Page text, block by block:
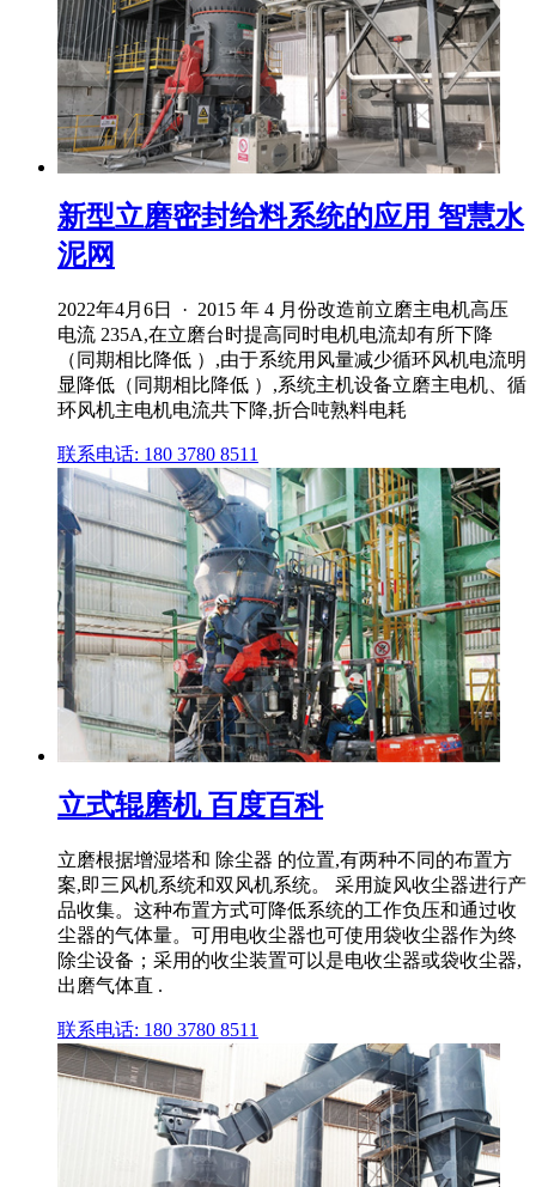
新型立磨密封给料系统的应用 智慧水
泥网
2022年4月6日 · 2015 年 4 月份改造前立磨主电机高压
电流 235A,在立磨台时提高同时电机电流却有所下降
（同期相比降低 ）,由于系统用风量减少循环风机电流明
显降低（同期相比降低 ）,系统主机设备立磨主电机、循
环风机主电机电流共下降,折合吨熟料电耗
联系电话: 180 3780 8511
立式辊磨机 百度百科
立磨根据增湿塔和 除尘器 的位置,有两种不同的布置方
案,即三风机系统和双风机系统。 采用旋风收尘器进行产
品收集。这种布置方式可降低系统的工作负压和通过收
尘器的气体量。可用电收尘器也可使用袋收尘器作为终
除尘设备；采用的收尘装置可以是电收尘器或袋收尘器,
出磨气体直 .
联系电话: 180 3780 8511